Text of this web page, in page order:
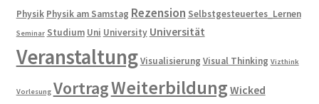
Physik Physik am Samstag Rezension Selbstgesteuertes_Lernen
Seminar Studium Uni University Universität
VeranstaltungVisualisierung Visual Thinking Vizthink
Vorlesung VortragWeiterbildung Wicked